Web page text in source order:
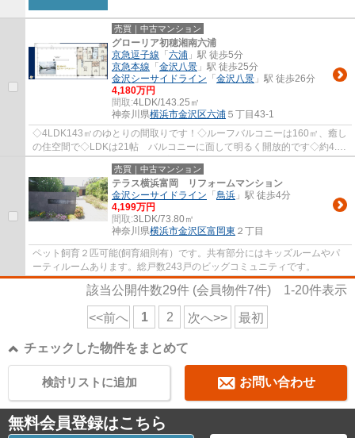
売買｜中古マンション
グローリア初穂湘南六浦
京急逗子線 「 六浦 」駅 徒歩5分
京急本線 「 金沢八景 」駅 徒歩25分
金沢シーサイドライン 「 金沢八景 」駅 徒歩26分
4,180万円
間取:4LDK/143.25㎡
神奈川県横浜市金沢区六浦 ５丁目43-1
◇4LDK143㎡のゆとりの間取りです！◇ルーフバルコニーは160㎡、癒し
の住空間で◇LDKは21帖 バルコニーに面して明るく開放的です◇約4.5
帖の土間収納やWICなど収納豊富です室内リノベーシ...
売買｜中古マンション
テラス横浜富岡 リフォームマンション
金沢シーサイドライン 「 鳥浜 」駅 徒歩4分
4,199万円
間取:3LDK/73.80㎡
神奈川県横浜市金沢区富岡東 ２丁目
ペット飼育２匹可能(飼育細則有）です。共有部分にはキッズルームやパ
ーティルームあります。総戸数243戸のビッグコミュニティです。
該当公開件数29件 (会員物件7件) 1-20件表示
<<前へ 1 2 次へ>> 最初
チェックした物件をまとめて
お問い合わせ
検討リストに追加
無料会員登録はこちら